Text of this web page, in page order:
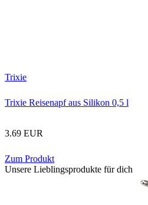
Trixie
Trixie Reisenapf aus Silikon 0,5 l
3.69 EUR
Zum Produkt
Unsere Lieblingsprodukte für dich